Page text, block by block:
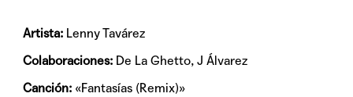
Artista: Lenny Tavárez
Colaboraciones: De La Ghetto, J Álvarez
Canción: «Fantasías (Remix)»